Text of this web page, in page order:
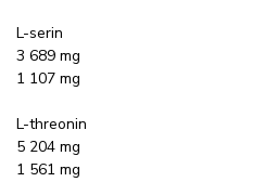
L-serin
3 689 mg
1 107 mg
L-threonin
5 204 mg
1 561 mg